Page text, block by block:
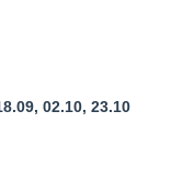
02.10, 23.10